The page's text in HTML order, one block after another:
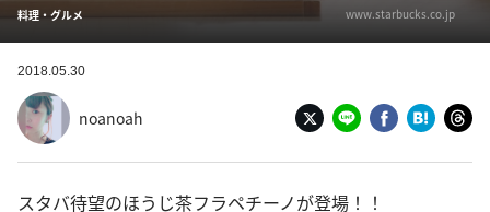
料理・グルメ www.starbucks.co.jp
2018.05.30
noanoah
スタバ待望のほうじ茶フラペチーノが登場！！